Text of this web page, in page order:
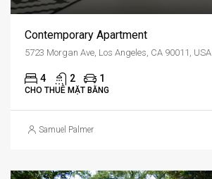
Contemporary Apartment
5723 Morgan Ave, Los Angeles, CA 90011, USA
4 2 1
CHO THUÊ MẶT BẰNG
Samuel Palmer